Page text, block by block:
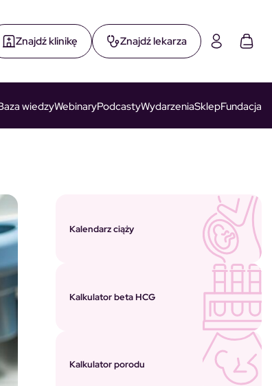
Znajdź klinikę Znajdź lekarza
wiedzyWebinaryPodcastyWydarzeniaSklepFundacja
Kalendarz ciąży
Kalkulator beta HCG
Kalkulator porodu